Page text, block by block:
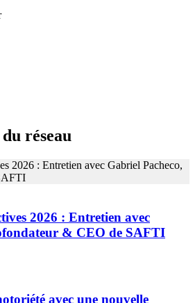
réseau
2026 : Entretien avec
& CEO de SAFTI
avec une nouvelle